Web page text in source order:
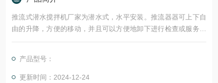
推流式潜水搅拌机厂家为潜水式，水平安装。推流器器可上下自
由的升降，方便的移动，并且可以方便地卸下进行检查或服务，
而无需人员进入池子或井中。
产品型号：
更新时间：2024-12-24